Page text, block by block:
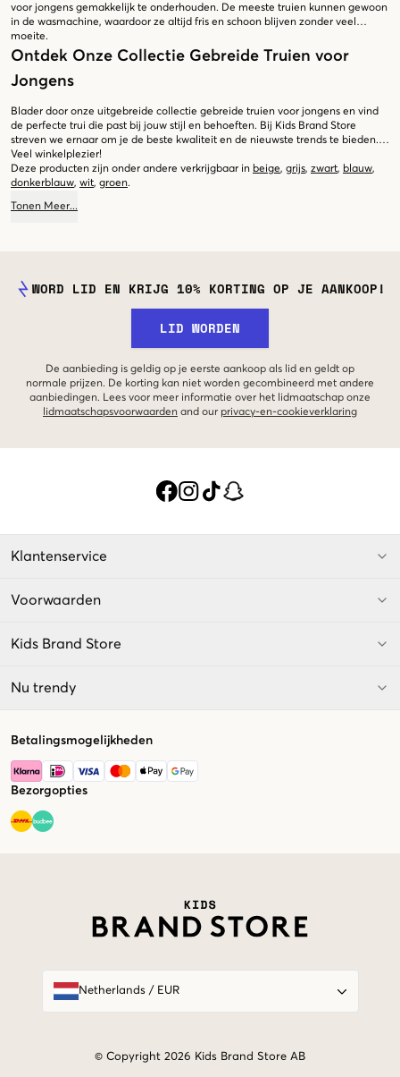
voor jongens gemakkelijk te onderhouden. De meeste truien kunnen gewoon
in de wasmachine, waardoor ze altijd fris en schoon blijven zonder veel
moeite.
Ontdek Onze Collectie Gebreide Truien voor
Jongens
Blader door onze uitgebreide collectie gebreide truien voor jongens en vind
de perfecte trui die past bij jouw stijl en behoeften. Bij Kids Brand Store
streven we ernaar om je de beste kwaliteit en de nieuwste trends te bieden.
Veel winkelplezier!
Deze producten zijn onder andere verkrijgbaar in beige, grijs, zwart, blauw,
donkerblauw, wit, groen.
Tonen Meer...
WORD LID EN KRIJG 10% KORTING OP JE AANKOOP!
LID WORDEN
De aanbieding is geldig op je eerste aankoop als lid en geldt op
normale prijzen. De korting kan niet worden gecombineerd met andere
aanbiedingen. Lees voor meer informatie over het lidmaatschap onze
lidmaatschapsvoorwaarden and our privacy-en-cookieverklaring
Klantenservice
Voorwaarden
Kids Brand Store
Nu trendy
Betalingsmogelijkheden
Bezorgopties
Netherlands/ EUR
© Copyright 2026 Kids Brand Store AB